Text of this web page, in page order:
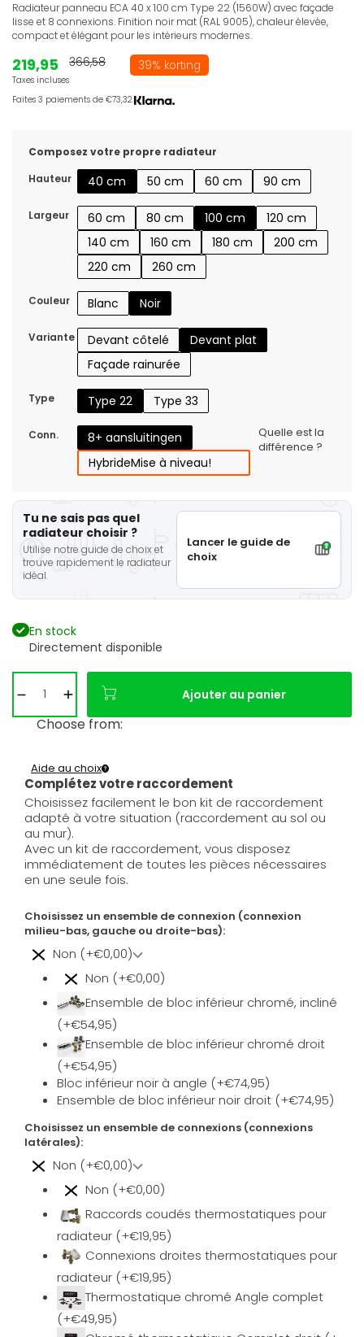
Radiateur panneau ECA 40 x 100 cm Type 22 (1560W) avec façade
lisse et 8 connexions. Finition noir mat (RAL 9005), chaleur élevée,
compact et élégant pour les intérieurs modernes.
219,95
Taxes incluses
366,58 39% korting
Faites 3 paiements de €73,32.
Composez votre propre radiateur
Hauteur
40 cm 50 cm 60 cm 90 cm
Largeur 60 cm 80 cm 100 cm
120 cm
140 cm
160 cm 180 cm
200 cm
220 cm
260 cm
Couleur Blanc Noir
Variante Devant côtelé
Devant plat
Façade rainurée
Type Type 22 Type 33
Conn.
8+ aansluitingen
HybrideMise à niveau!
Quelle est la
différence ?
Tu ne sais pas quel
radiateur choisir ?
Utilise notre guide de choix et
trouve rapidement le radiateur
idéal.
Lancer le guide de
choix
En stock
Directement disponible
Ajouter au panier
Choose from:
Complétez votre raccordement
Aide au choix
Choisissez facilement le bon kit de raccordement
adapté à votre situation (raccordement au sol ou
au mur).
Avec un kit de raccordement, vous disposez
immédiatement de toutes les pièces nécessaires
en une seule fois.
Choisissez un ensemble de connexion (connexion
milieu-bas, gauche ou droite-bas):
Non (+€0,00)
Non (+€0,00)
Ensemble de bloc inférieur chromé, incliné
(+€54,95)
Ensemble de bloc inférieur chromé droit
(+€54,95)
Bloc inférieur noir à angle (+€74,95)
Ensemble de bloc inférieur noir droit (+€74,95)
Choisissez un ensemble de connexions (connexions
latérales):
Non (+€0,00)
Non (+€0,00)
Raccords coudés thermostatiques pour
radiateur (+€19,95)
Connexions droites thermostatiques pour
radiateur (+€19,95)
Thermostatique chromé Angle complet
(+€49,95)